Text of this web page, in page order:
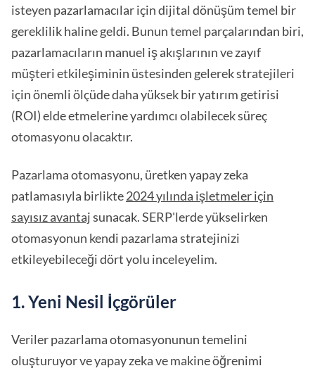
isteyen pazarlamacılar için dijital dönüşüm temel bir
gereklilik haline geldi. Bunun temel parçalarından biri,
pazarlamacıların manuel iş akışlarının ve zayıf
müşteri etkileşiminin üstesinden gelerek stratejileri
için önemli ölçüde daha yüksek bir yatırım getirisi
(ROI) elde etmelerine yardımcı olabilecek süreç
otomasyonu olacaktır.
Pazarlama otomasyonu, üretken yapay zeka
patlamasıyla birlikte2024 yılında işletmeler için
sayısız avantajsunacak. SERP'lerde yükselirken
otomasyonun kendi pazarlama stratejinizi
etkileyebileceği dört yolu inceleyelim.
1. Yeni Nesil İçgörüler
Veriler pazarlama otomasyonunun temelini
oluşturuyor ve yapay zeka ve makine öğrenimi